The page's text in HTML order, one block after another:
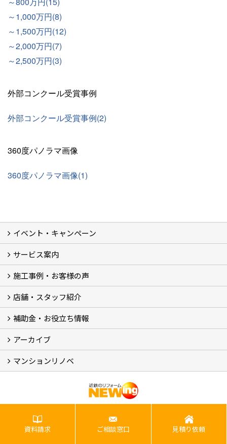
～1,000万円(8)
～1,500万円(12)
～2,000万円(7)
～2,500万円(3)
外部コンクール受賞事例
外部コンクール受賞事例(2)
360度パノラマ画像
360度パノラマ画像(1)
イベント・キャンペーン
最新のイベント・キャンペーン情報
過去のイベント・キャンペーン
サービス案内
リフォームメニュー (17)
マンションリノベ
外壁塗装リフォーム
防音室リフォーム
近鉄不動産のドッグリフォーム by K・DogSpa
住まいの無料点検
リフォームの流れ
リフォーム成功のQ＆A
保証とアフターサービス
私たちが大切にしていること
安心のリフォーム体制
施工担当者の想い
多種多様なニーズに応える提案力
施工事例・お客様の声
施工事例集
ビフォーアフター集
お客様の声
店舗・スタッフ紹介
店舗 (12)
スタッフ
Googleクチコミ評価
近鉄のリフォーム NEWing (2)
補助金・お役立ち情報
補助金・税制 (3)
コラム
ＳＮＳ
アーカイブ
【アーカイブ】近鉄の健康コラム（全9回） (10)
【アーカイブ】住まいのお役立ち情報（全10回） (11)
マンションリノベ
事例集では、近鉄のリフォーム「NEWing」でリフォーム工事をし
て頂いたお客様のお住まいをご覧いただけます。耐震工事や断熱
資料請求 ご相談窓口 見積り依頼